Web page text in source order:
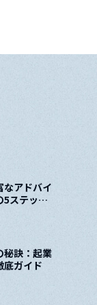
なアドバイ
5ステップ
秘訣：起業
底ガイド